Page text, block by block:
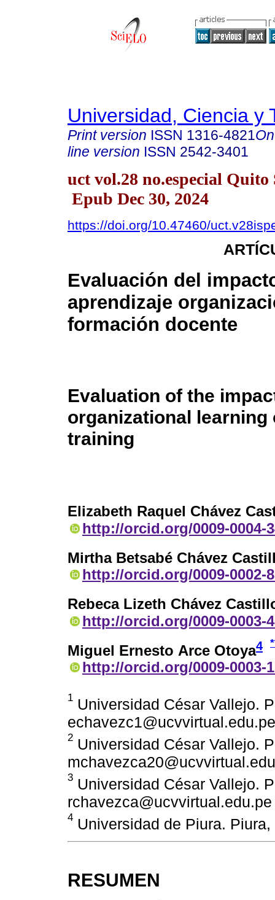
Universidad, Ciencia y
Print version ISSN 1316-4821
line version ISSN 2542-3401
uct vol.28 no.especial Quito
Epub Dec 30, 2024
https://doi.org/10.47460/
Evaluación del
aprendizaje
formación docente
Evaluation of the
organizational learning
training
Elizabeth Raquel Chávez
http://orcid.org/0009-0004-
Mirtha Betsabé Chávez
http://orcid.org/0009-0002-
Rebeca Lizeth Chávez
http://orcid.org/0009-0003-
Miguel Ernesto Arce Otoya4
http://orcid.org/0009-0003-
1 Universidad César Vallejo.
echavezc1@ucvvirtual.edu.pe
2 Universidad César Vallejo.
3 Universidad César Vallejo.
rchavezca@ucvvirtual.edu.pe
4 Universidad de Piura.
RESUMEN